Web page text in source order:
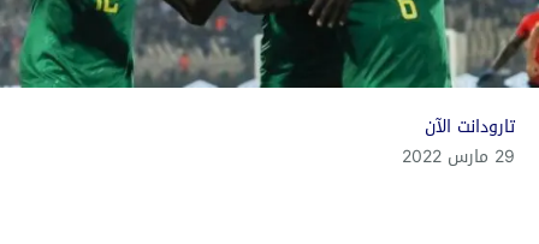
تارودانت الآن
29 مارس 2022